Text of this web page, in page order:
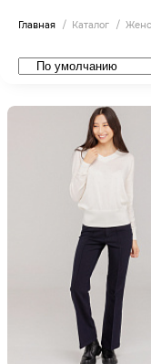
Главная Каталог